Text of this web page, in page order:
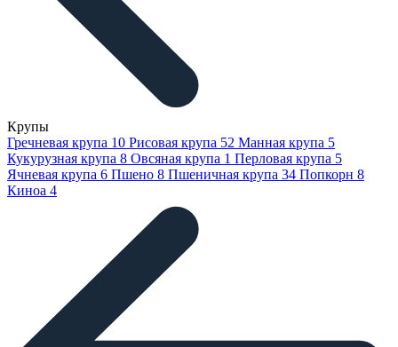
Крупы
Гречневая крупа 10 Рисовая крупа 52 Манная крупа 5
Кукурузная крупа 8 Овсяная крупа 1 Перловая крупа 5
Ячневая крупа 6 Пшено 8 Пшеничная крупа 34 Попкорн 8
Киноа 4